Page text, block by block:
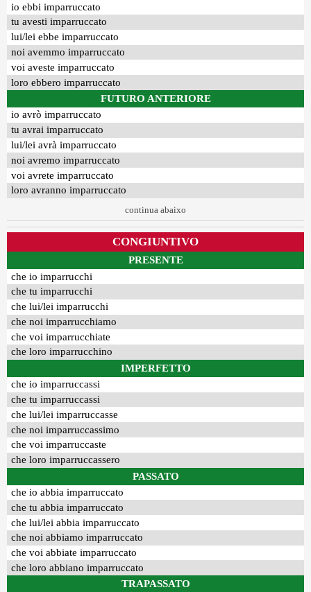
io ebbi imparruccato
tu avesti imparruccato
lui/lei ebbe imparruccato
noi avemmo imparruccato
voi aveste imparruccato
loro ebbero imparruccato
FUTURO ANTERIORE
io avrò imparruccato
tu avrai imparruccato
lui/lei avrà imparruccato
noi avremo imparruccato
voi avrete imparruccato
loro avranno imparruccato
continua abaixo
CONGIUNTIVO
PRESENTE
che io imparrucchi
che tu imparrucchi
che lui/lei imparrucchi
che noi imparrucchiamo
che voi imparrucchiate
che loro imparrucchino
IMPERFETTO
che io imparruccassi
che tu imparruccassi
che lui/lei imparruccasse
che noi imparruccassimo
che voi imparruccaste
che loro imparruccassero
PASSATO
che io abbia imparruccato
che tu abbia imparruccato
che lui/lei abbia imparruccato
che noi abbiamo imparruccato
che voi abbiate imparruccato
che loro abbiano imparruccato
TRAPASSATO